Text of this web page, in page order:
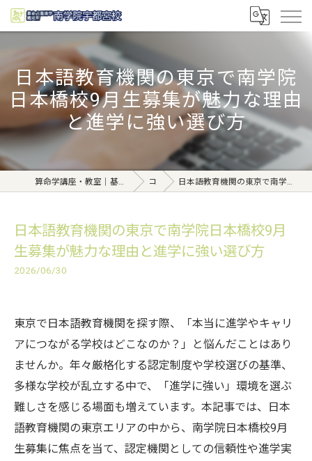
日本語教育機関の東京で南学院
日本橋校9月生募集が魅力な理由
と進学に強い選び方
算命学講座・教室｜基礎から学べる東京日本橋【日本橋南学院】 コラム 日本語教育機関の東京で南学院日本橋校9月生募集が魅力な理由と進学に強い選び方
日本語教育機関の東京で南学院日本橋校9月
生募集が魅力な理由と進学に強い選び方
2026/06/30
東京で日本語教育機関を探す際、「本当に進学やキャリ
アにつながる学校はどこなのか？」と悩んだことはあり
ませんか。年々厳格化する認定制度や学校選びの基準、
多様な学校が乱立する中で、「進学に強い」環境を選ぶ
難しさを感じる場面も増えています。本記事では、日本
語教育機関の東京エリアの中から、南学院日本橋校9月
生募集に焦点を当て、認定機関としての信頼性や進学実